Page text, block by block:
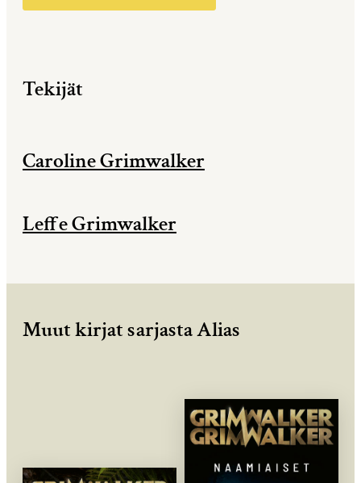
Tekijät
Caroline Grimwalker
Leffe Grimwalker
Muut kirjat sarjasta Alias